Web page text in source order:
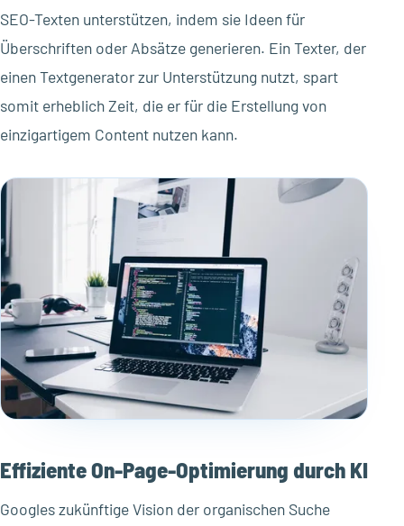
SEO-Texten unterstützen, indem sie Ideen für
Überschriften oder Absätze generieren. Ein Texter, der
einen Textgenerator zur Unterstützung nutzt, spart
somit erheblich Zeit, die er für die Erstellung von
einzigartigem Content nutzen kann.
Effiziente On-Page-Optimierung durch KI
Googles zukünftige Vision der organischen Suche